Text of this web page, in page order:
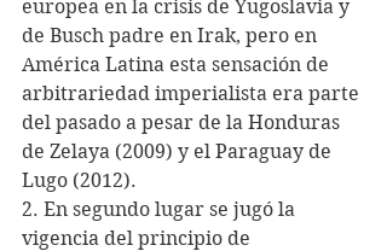
europea en la crisis de Yugoslavia y
de Busch padre en Irak, pero en
América Latina esta sensación de
arbitrariedad imperialista era parte
del pasado a pesar de la Honduras
de Zelaya (2009) y el Paraguay de
Lugo (2012).
2. En segundo lugar se jugó la
vigencia del principio de